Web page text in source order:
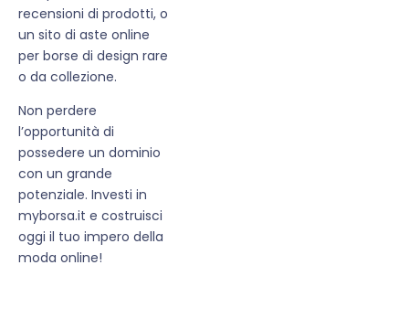
recensioni di prodotti, o
un sito di aste online
per borse di design rare
o da collezione.
Non perdere
l’opportunità di
possedere un dominio
con un grande
potenziale. Investi in
myborsa.it e costruisci
oggi il tuo impero della
moda online!